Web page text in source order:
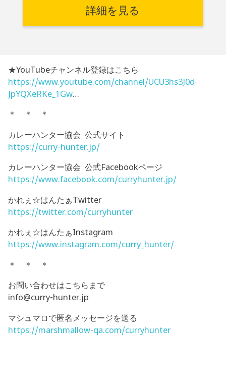
詳細を見る
★YouTubeチャンネル登録はこちら
https://www.youtube.com/channel/UCU3hs3J0d-
JpYQXeRKe_1Gw…
＊ ＊ ＊
カレーハンター協会 公式サイト
https://curry-hunter.jp/
カレーハンター協会 公式Facebookページ
https://www.facebook.com/curryhunter.jp/
かれぇ☆はんたぁTwitter
https://twitter.com/curryhunter
かれぇ☆はんたぁInstagram
https://www.instagram.com/curry_hunter/
＊ ＊ ＊
お問い合わせはこちらまで
info@curry-hunter.jp
マシュマロで匿名メッセージを送る
https://marshmallow-qa.com/curryhunter